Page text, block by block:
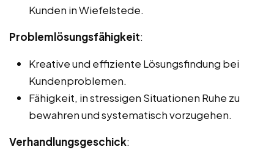
Kunden in Wiefelstede.
Problemlösungsfähigkeit:
Kreative und effiziente Lösungsfindung bei
Kundenproblemen.
Fähigkeit, in stressigen Situationen Ruhe zu
bewahren und systematisch vorzugehen.
Verhandlungsgeschick: